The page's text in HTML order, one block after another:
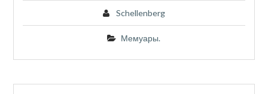
Schellenberg
Мемуары.